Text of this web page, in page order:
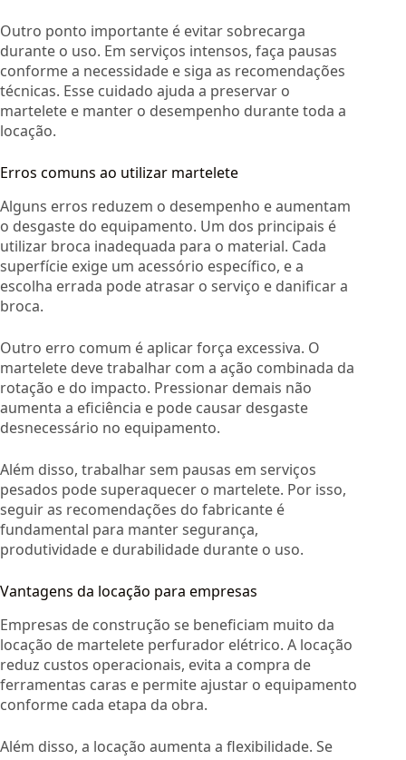
Outro ponto importante é evitar sobrecarga
durante o uso. Em serviços intensos, faça pausas
conforme a necessidade e siga as recomendações
técnicas. Esse cuidado ajuda a preservar o
martelete e manter o desempenho durante toda a
locação.
Erros comuns ao utilizar martelete
Alguns erros reduzem o desempenho e aumentam
o desgaste do equipamento. Um dos principais é
utilizar broca inadequada para o material. Cada
superfície exige um acessório específico, e a
escolha errada pode atrasar o serviço e danificar a
broca.
Outro erro comum é aplicar força excessiva. O
martelete deve trabalhar com a ação combinada da
rotação e do impacto. Pressionar demais não
aumenta a eficiência e pode causar desgaste
desnecessário no equipamento.
Além disso, trabalhar sem pausas em serviços
pesados pode superaquecer o martelete. Por isso,
seguir as recomendações do fabricante é
fundamental para manter segurança,
produtividade e durabilidade durante o uso.
Vantagens da locação para empresas
Empresas de construção se beneficiam muito da
locação de martelete perfurador elétrico. A locação
reduz custos operacionais, evita a compra de
ferramentas caras e permite ajustar o equipamento
conforme cada etapa da obra.
Além disso, a locação aumenta a flexibilidade. Se